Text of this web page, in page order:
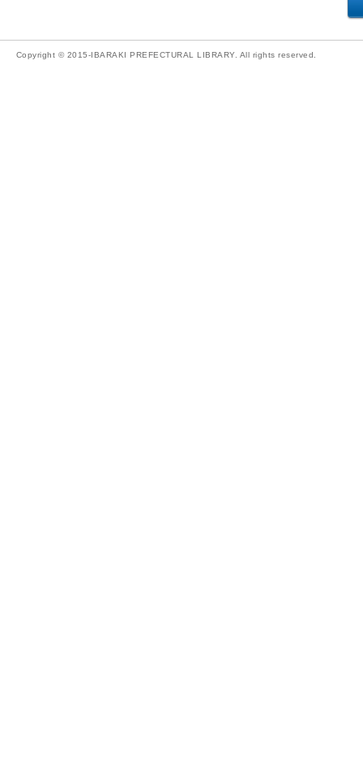
Copyright © 2015-IBARAKI PREFECTURAL LIBRARY. All rights reserved.